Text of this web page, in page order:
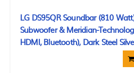
LG DS95QR Soundbar (810
Subwoofer & Meridian-
HDMI, Bluetooth), Dark Steel